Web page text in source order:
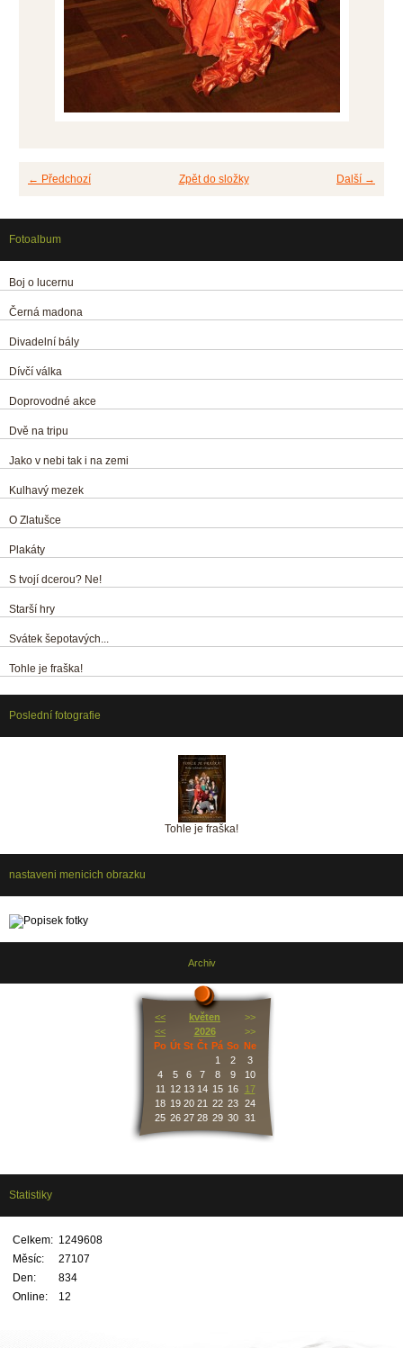
← Předchozí Další →
Zpět do složky
Fotoalbum
Boj o lucernu
Černá madona
Divadelní bály
Dívčí válka
Doprovodné akce
Dvě na tripu
Jako v nebi tak i na zemi
Kulhavý mezek
O Zlatušce
Plakáty
S tvojí dcerou? Ne!
Starší hry
Svátek šepotavých...
Tohle je fraška!
Poslední fotografie
Tohle je fraška!
nastaveni menicich obrazku
Archiv
<< květen
>>
<<
2026
>>
Po Út St Čt Pá So Ne
1
2
3
4
5 6 7 8 9
10
11
12 13 14 15 16
17
18 19 20 21 22 23 24
25 26 27 28 29 30 31
Statistiky
Online: 12
Celkem: 1249608
Měsíc:
27107
Den:
834